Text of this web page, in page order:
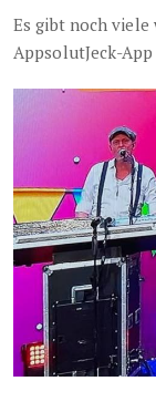
Es gibt noch viele
AppsolutJeck-